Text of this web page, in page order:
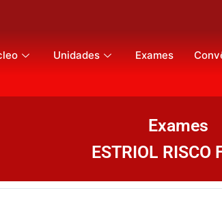
Unidades Exames
Exames
ESTRIOL RISCO